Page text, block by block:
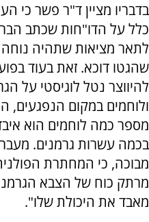
בדבריו מציין ד"ר פשר כי
כלל על הדו"חות שכתב
לתאר מציאות שתהיה נוחה
שהגטו דוכא. זאת בעוד
להיווצר נטל לוגיסטי על
ולוחמים במקום הנפגעים,
מספר כמה לוחמים הוא
בכמה עשרות גרמנים.
מבוכה, כי המחתרת
מרתק כוח של הצבא
מאבד את היכולת שלו".